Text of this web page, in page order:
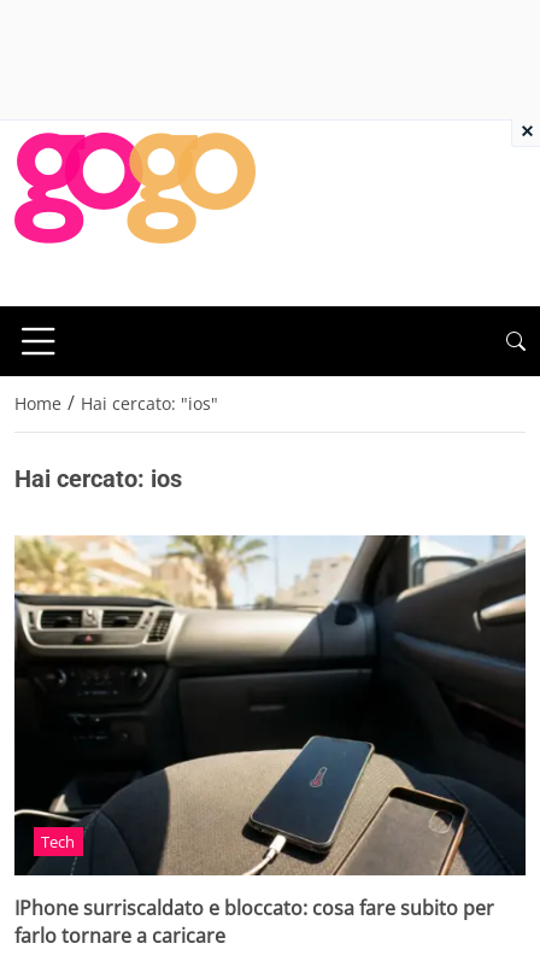
Home / Hai cercato: "ios"
Hai cercato: ios
Tech
IPhone surriscaldato e bloccato: cosa fare subito per
farlo tornare a caricare
×